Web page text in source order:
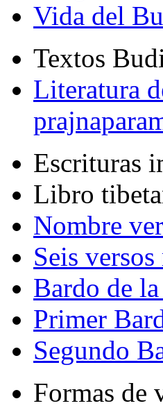
Vida del
Textos
Literatura
Escrituras
Libro
Nombre
Seis
Bardo de
Primer
Segundo
Formas de